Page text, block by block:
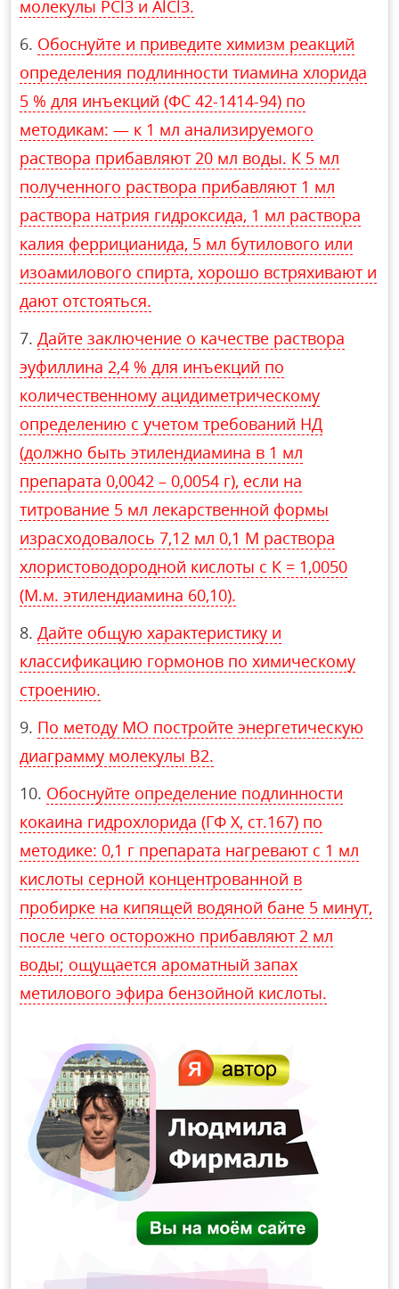
молекулы PCl3 и AlCl3.
Обоснуйте и приведите химизм реакций
определения подлинности тиамина хлорида
5 % для инъекций (ФС 42-1414-94) по
методикам: — к 1 мл анализируемого
раствора прибавляют 20 мл воды. К 5 мл
полученного раствора прибавляют 1 мл
раствора натрия гидроксида, 1 мл раствора
калия феррицианида, 5 мл бутилового или
изоамилового спирта, хорошо встряхивают и
дают отстояться.
Дайте заключение о качестве раствора
эуфиллина 2,4 % для инъекций по
количественному ацидиметрическому
определению с учетом требований НД
(должно быть этилендиамина в 1 мл
препарата 0,0042 – 0,0054 г), если на
титрование 5 мл лекарственной формы
израсходовалось 7,12 мл 0,1 М раствора
хлористоводородной кислоты с К = 1,0050
(М.м. этилендиамина 60,10).
Дайте общую характеристику и
классификацию гормонов по химическому
строению.
По методу МО постройте энергетическую
диаграмму молекулы В2.
Обоснуйте определение подлинности
кокаина гидрохлорида (ГФ X, ст.167) по
методике: 0,1 г препарата нагревают с 1 мл
кислоты серной концентрованной в
пробирке на кипящей водяной бане 5 минут,
после чего осторожно прибавляют 2 мл
воды; ощущается ароматный запах
метилового эфира бензойной кислоты.